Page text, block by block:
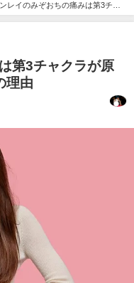
レイのみぞおちの痛みは第3チャ
第3チャクラが原
理由